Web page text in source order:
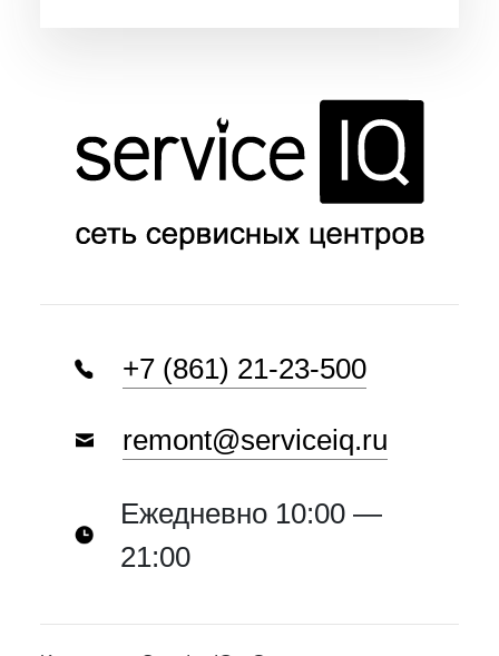
+7 (861) 21-23-500
remont@serviceiq.ru
Ежедневно 10:00 —
21:00